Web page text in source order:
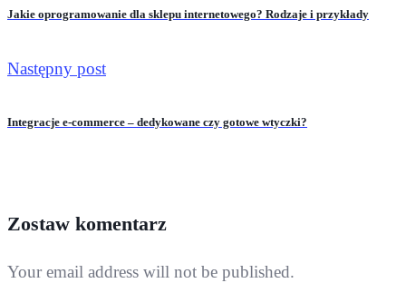
Jakie oprogramowanie dla sklepu internetowego? Rodzaje i przykłady
Następny post
Integracje e-commerce – dedykowane czy gotowe wtyczki?
Zostaw komentarz
Your email address will not be published.